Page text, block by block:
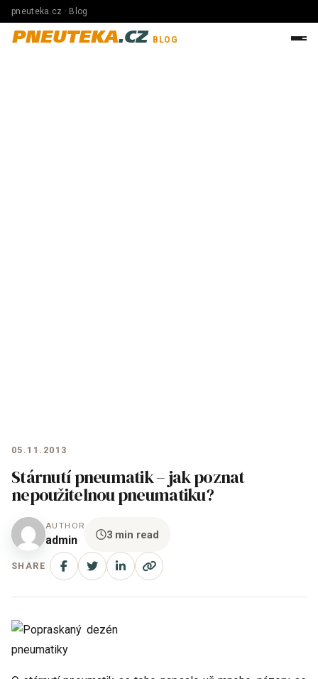
pneuteka.cz · Blog
PNEUTEKA.CZ BLOG
05.11.2013
Stárnutí pneumatik – jak poznat
nepoužitelnou pneumatiku?
AUTHOR
admin 3 min read
SHARE